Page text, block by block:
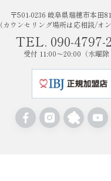
〒501-0236 岐阜県瑞穂市本田
（カウンセリング場所は応相談/オ
TEL. 090-4797-
受付 11:00〜20:00（水曜除